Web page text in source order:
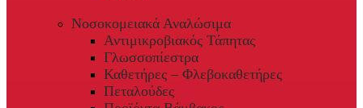
Νοσοκομειακά Αναλώσιμα
Αντιμικροβιακός Τάπητας
Γλωσσοπίεστρα
Καθετήρες – Φλεβοκαθετήρες
Πεταλούδες